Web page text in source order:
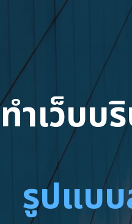
ทำเว็บบ
รูปแบบ